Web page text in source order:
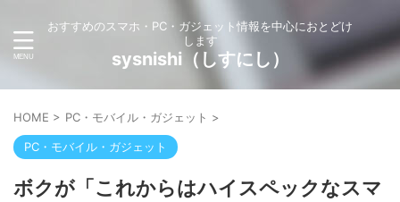
おすすめのスマホ・PC・ガジェット情報を中心におとどけ
します
sysnishi（しすにし）
HOME > PC・モバイル・ガジェット >
PC・モバイル・ガジェット
ボクが「これからはハイスペックなスマ